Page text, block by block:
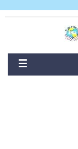
☰